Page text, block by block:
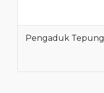
Pengaduk Tepung